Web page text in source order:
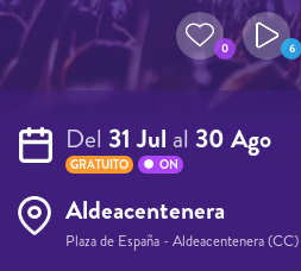
0 6
Del 31 Jul al 30 Ago
GRATUITO ON
Aldeacentenera
Plaza de España - Aldeacentenera (CC)